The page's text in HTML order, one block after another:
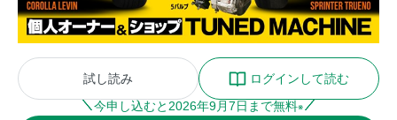
試し読み
ログインして読む
今申し込むと 2026年9月7日まで無料※